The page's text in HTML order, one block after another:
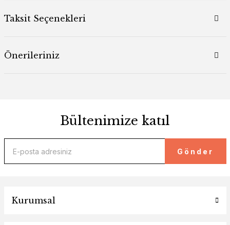
Taksit Seçenekleri
Önerileriniz
Bültenimize katıl
Gönder
Kurumsal